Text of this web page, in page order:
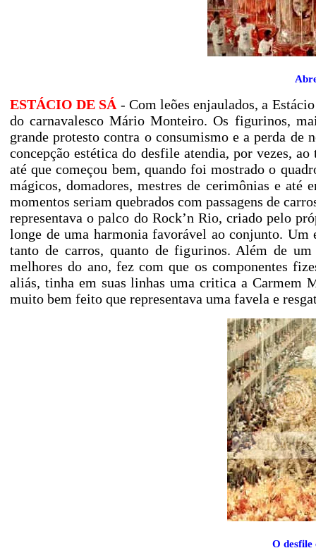
ESTÁCIO DE SÁ - Com leões enjaulados, a
do carnavalesco Mário Monteiro. Os figurinos,
grande protesto contra o consumismo e a perda de
concepção estética do desfile atendia, por vezes,
até que começou bem, quando foi mostrado o
mágicos, domadores, mestres de cerimônias e até
momentos seriam quebrados com passagens de
representava o palco do Rock’n Rio, criado pelo
longe de uma harmonia favorável ao conjunto. Um
tanto de carros, quanto de figurinos. Além de
melhores do ano, fez com que os componentes
aliás, tinha em suas linhas uma critica a Carmem
muito bem feito que representava uma favela e
O desfile